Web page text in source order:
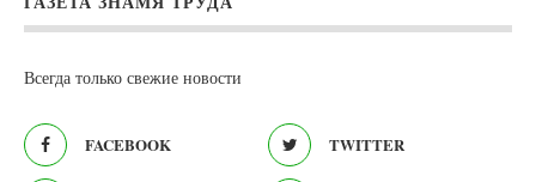
Всегда только свежие новости
FACEBOOK TWITTER